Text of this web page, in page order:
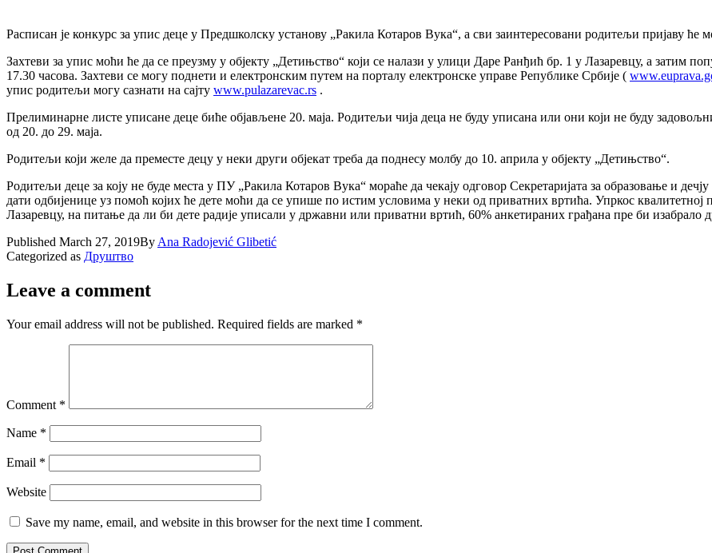
Расписан је конкурс за упис деце у Предшколску установу „Ракила Котаров Вука“, а сви заинтересовани родитељи пријаву ће
Захтеви за упис моћи ће да се преузму у објекту „Детињство“ који се налази у улици Даре Ранђић бр. 1 у Лазаревцу, а затим
17.30 часова. Захтеви се могу поднети и електронским путем на порталу електронске управе Републике Србије (
упис родитељи могу сазнати на сајту www.pulazarevac.rs .
Прелиминарне листе уписане деце биће објављене 20. маја. Родитељи чија деца не буду уписана или они који не буду
од 20. до 29. маја.
Родитељи који желе да преместе децу у неки други објекат треба да поднесу молбу до 10. априла у објекту „Детињство“.
Родитељи деце за коју не буде места у ПУ „Ракила Котаров Вука“ мораће да чекају одговор Секретаријата за образовање и
дати одбијенице уз помоћ којих ће дете моћи да се упише по истим условима у неки од приватних вртића. Упркос
Лазаревцу, на питање да ли би дете радије уписали у државни или приватни вртић, 60% анкетираних грађана пре би изабрало
Published March 27, 2019By Ana Radojević Glibetić
Categorized as Друштво
Leave a comment
Your email address will not be published. Required fields are marked *
Comment *
Name *
Email *
Website
Save my name, email, and website in this browser for the next time I comment.